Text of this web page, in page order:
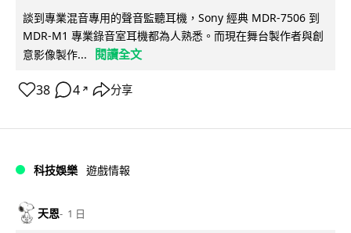
談到專業混音專用的聲音監聽耳機，Sony 經典 MDR-7506 到
MDR-M1 專業錄音室耳機都為人熟悉。而現在舞台製作者與創
意影像製作...
閱讀全文
38 4 ↗ 分享
科技娛樂 遊戲情報
天恩 1 日